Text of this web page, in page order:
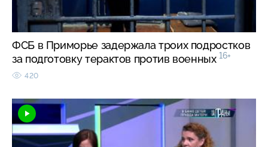
ФСБ в Приморье задержала троих подростков
за подготовку терактов против военных 16+
420